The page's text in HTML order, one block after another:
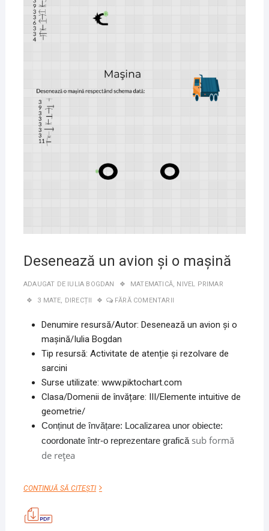
Desenează un avion şi o maşină
ADAUGAT DE IULIA BOGDAN MATEMATICĂ, NIVEL PRIMAR
3 MATE, DIRECȚII FĂRĂ COMENTARII
Denumire resursă/Autor: Desenează un avion şi o
maşină/Iulia Bogdan
Tip resursă: Activitate de atenție și rezolvare de
sarcini
Surse utilizate: www.piktochart.com
Clasa/Domenii de învățare: III/Elemente intuitive de
geometrie/
Conținut de învățare: Localizarea unor obiecte:
coordonate într-o reprezentare graficăsub formă
de reţea
CONTINUĂ SĂ CITEȘTIDESENEAZĂ